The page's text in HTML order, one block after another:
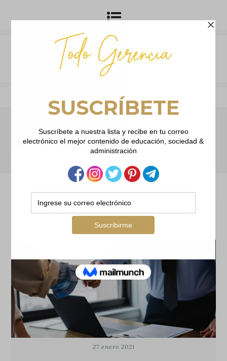
Browsing Tag
capital humano
RECURSOS HUMANOS
Entrevista de Trabajo: Guía de Proceso
de Selección
27 enero 2021